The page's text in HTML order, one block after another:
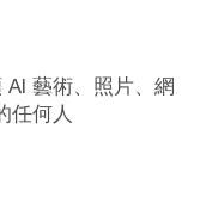
藝術、照片、網
任何人